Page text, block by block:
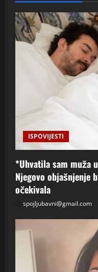
ISPOVIJESTI
*Uhvatila sam muža
Njegovo objašnjenje
očekivala
spojljubavni@gmail.com